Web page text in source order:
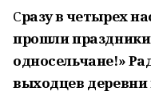
Сразу в четырех
прошли праздники
односельчане!»
выходцев деревни